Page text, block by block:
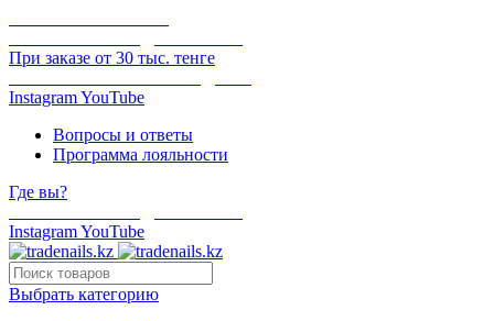
При заказе от 30 тыс. тенге
InstagramYouTube
Вопросы и ответы
Программа лояльности
Где вы?
InstagramYouTube
Выбрать категорию